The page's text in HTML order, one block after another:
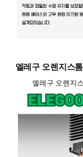
엘레구 오렌지스
엘레구 오렌지